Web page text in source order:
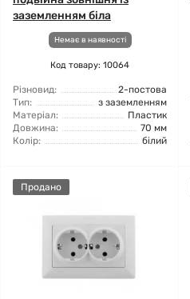
заземленням біла
Немає в наявності
Код товару: 10064
Різновид:
2-постова
Тип:
з заземленням
Матеріал:
Пластик
Довжина:
70 мм
Колір:
білий
Продано